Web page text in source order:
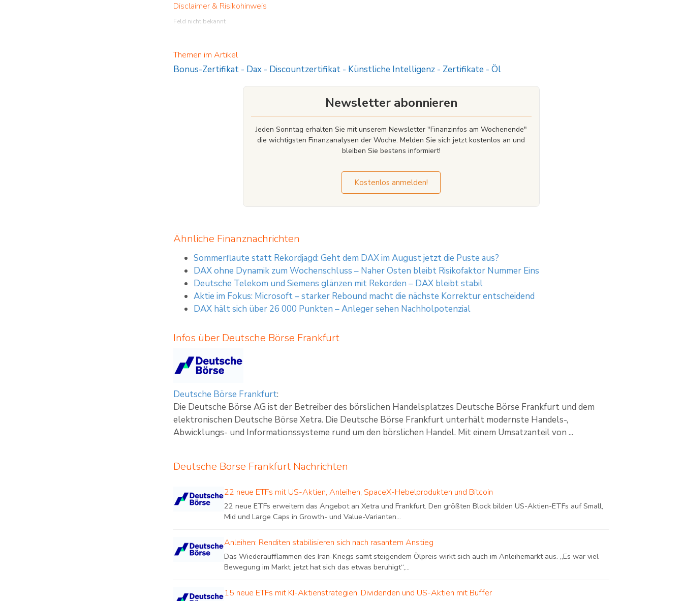
Disclaimer & Risikohinweis
Feld nicht bekannt
Themen im Artikel
Bonus-Zertifikat - Dax - Discountzertifikat - Künstliche Intelligenz - Zertifikate -Öl
Newsletter abonnieren
Jeden Sonntag erhalten Sie mit unserem Newsletter "Finanzinfos am Wochenende"
die wichtigsten Finanzanalysen der Woche. Melden Sie sich jetzt kostenlos an und
bleiben Sie bestens informiert!
Kostenlos anmelden!
Ähnliche Finanznachrichten
Sommerflaute statt Rekordjagd: Geht dem DAX im August jetzt die Puste aus?
DAX ohne Dynamik zum Wochenschluss – Naher Osten bleibt Risikofaktor Nummer Eins
Deutsche Telekom und Siemens glänzen mit Rekorden – DAX bleibt stabil
Aktie im Fokus: Microsoft – starker Rebound macht die nächste Korrektur entscheidend
DAX hält sich über 26 000 Punkten – Anleger sehen Nachholpotenzial
Infos über Deutsche Börse Frankfurt
Deutsche Börse Frankfurt:
Die Deutsche Börse AG ist der Betreiber des börslichen Handelsplatzes Deutsche Börse Frankfurt und dem
elektronischen Deutsche Börse Xetra. Die Deutsche Börse Frankfurt unterhält modernste Handels-,
Abwicklungs- und Informationssysteme rund um den börslichen Handel. Mit einem Umsatzanteil von ...
Deutsche Börse Frankfurt Nachrichten
22 neue ETFs mit US-Aktien, Anleihen, SpaceX-Hebelprodukten und Bitcoin
22 neue ETFs erweitern das Angebot an Xetra und Frankfurt. Den größten Block bilden US-Aktien-ETFs auf Small,
Mid und Large Caps in Growth- und Value-Varianten...
Anleihen: Renditen stabilisieren sich nach rasantem Anstieg
Das Wiederaufflammen des Iran-Kriegs samt steigendem Ölpreis wirkt sich auch im Anleihemarkt aus. „Es war viel
Bewegung im Markt, jetzt hat sich das etwas beruhigt“,...
15 neue ETFs mit KI-Aktienstrategien, Dividenden und US-Aktien mit Buffer